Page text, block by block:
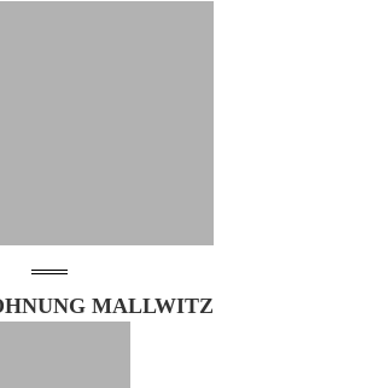
MALLWITZ